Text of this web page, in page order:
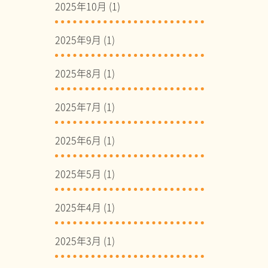
2025年10月 (1)
2025年9月 (1)
2025年8月 (1)
2025年7月 (1)
2025年6月 (1)
2025年5月 (1)
2025年4月 (1)
2025年3月 (1)